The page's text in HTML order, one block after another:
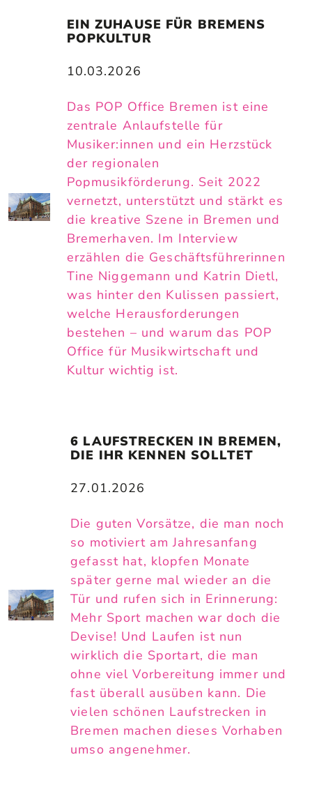
EIN ZUHAUSE FÜR BREMENS
POPKULTUR
10.03.2026
Das POP Office Bremen ist eine
zentrale Anlaufstelle für
Musiker:innen und ein Herzstück
der regionalen
Popmusikförderung. Seit 2022
vernetzt, unterstützt und stärkt es
die kreative Szene in Bremen und
Bremerhaven. Im Interview
erzählen die Geschäftsführerinnen
Tine Niggemann und Katrin Dietl,
was hinter den Kulissen passiert,
welche Herausforderungen
bestehen – und warum das POP
Office für Musikwirtschaft und
Kultur wichtig ist.
6 LAUFSTRECKEN IN BREMEN,
DIE IHR KENNEN SOLLTET
27.01.2026
Die guten Vorsätze, die man noch
so motiviert am Jahresanfang
gefasst hat, klopfen Monate
später gerne mal wieder an die
Tür und rufen sich in Erinnerung:
Mehr Sport machen war doch die
Devise! Und Laufen ist nun
wirklich die Sportart, die man
ohne viel Vorbereitung immer und
fast überall ausüben kann. Die
vielen schönen Laufstrecken in
Bremen machen dieses Vorhaben
umso angenehmer.